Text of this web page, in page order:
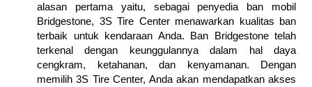
alasan pertama yaitu, sebagai penyedia ban mobil
Bridgestone, 3S Tire Center menawarkan kualitas ban
terbaik untuk kendaraan Anda. Ban Bridgestone telah
terkenal dengan keunggulannya dalam hal daya
cengkram, ketahanan, dan kenyamanan. Dengan
memilih 3S Tire Center, Anda akan mendapatkan akses